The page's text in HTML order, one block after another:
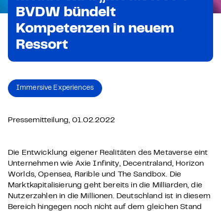
BVDW bündelt
Kompetenzen in neuem
Ressort
Immersive Experiences
Pressemitteilung, 01.02.2022
Die Entwicklung eigener Realitäten des Metaverse eint
Unternehmen wie Axie Infinity, Decentraland, Horizon
Worlds, Opensea, Rarible und The Sandbox. Die
Marktkapitalisierung geht bereits in die Milliarden, die
Nutzerzahlen in die Millionen. Deutschland ist in diesem
Bereich hingegen noch nicht auf dem gleichen Stand